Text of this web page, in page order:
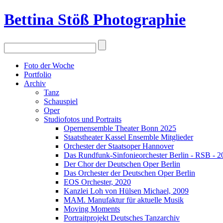
Bettina Stöß Photographie
Foto der Woche
Portfolio
Archiv
Tanz
Schauspiel
Oper
Studiofotos und Portraits
Opernensemble Theater Bonn 2025
Staatstheater Kassel Ensemble Mitglieder
Orchester der Staatsoper Hannover
Das Rundfunk-Sinfonieorchester Berlin - RSB -
Der Chor der Deutschen Oper Berlin
Das Orchester der Deutschen Oper Berlin
EOS Orchester, 2020
Kanzlei Loh von Hülsen Michael, 2009
MAM. Manufaktur für aktuelle Musik
Moving Moments
Portraitprojekt Deutsches Tanzarchiv